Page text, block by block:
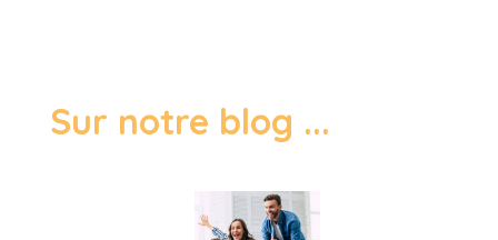
Sur notre blog ...